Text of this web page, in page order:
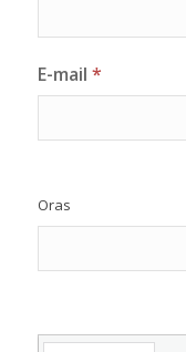
E-mail *
Oras